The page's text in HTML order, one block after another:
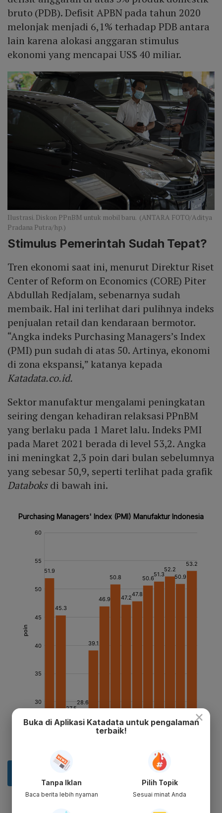
bruto (PDB). Defisit APBN pada tahun 2020
melonjak menjadi 6,1% terhadap PDB antara
lain karena alokasi anggaran stimulus
ekonomi yang mencapai US$ 40 miliar.
Ilustrasi. Diskon PPnBM untuk mobil baru. (ANTARA FOTO/Aditya
Pradana Putra/hp.)
Stimulus Pemerintah Sudah Tepat?
Tren ekonomi saat ini, menurut Direktur Riset
Center of Reform on Economics (CORE) Piter
Abdullah Redjalam, sebenarnya sudah
membaik. Hal ini terlihat dari pulihnya indeks
penjualan retail dan kendaraan bermotor.
“Angka indeks Purchasing Managers’s Index
(PMI) pun sudah di atas 50. Artinya, ekonomi
di zona ekspansi,” katanya kepada
Katadata.co.id.
Sektor manufaktur mengalami peningkatan
seiring dengan kehadiran relaksasi PPnBM
yang berlaku pada 1 Maret lalu. Indeks PMI
pada Maret 2021 berada di level 53,2. Angka
ini meningkat 2,3 poin dari bulan sebelumnya
yang sebesar 50,9, seperti terlihat pada grafik
Databoksdi bawah ini.
×
Buka di Aplikasi Katadata untuk pengalaman
terbaik!
Tanpa Iklan
Baca berita lebih nyaman
Pilih Topik
Sesuai minat Anda